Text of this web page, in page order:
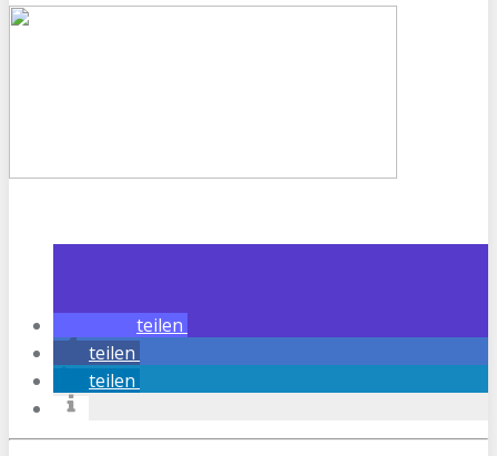
teilen
teilen
teilen